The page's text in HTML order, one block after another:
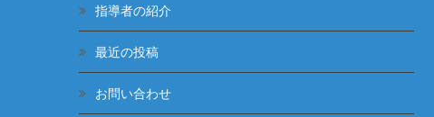
指導者の紹介
最近の投稿
お問い合わせ